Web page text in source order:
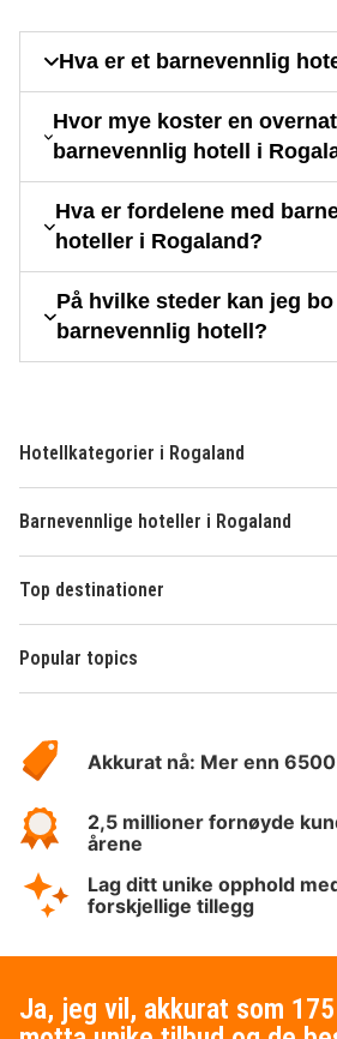
Hva er et barnevennlig
Hvor mye koster en
barnevennlig hotell i
Hva er fordelene med
hoteller i Rogaland?
På hvilke steder kan jeg
barnevennlig hotell?
Hotellkategorier i Rogaland
Barnevennlige hoteller i Rogaland
Top destinationer
Popular topics
Hotelspecials
Akkurat nå: Mer enn
2,5 millioner fornøyde
årene
Lag ditt unike opphold
forskjellige tillegg
Ja, jeg vil, akkurat som